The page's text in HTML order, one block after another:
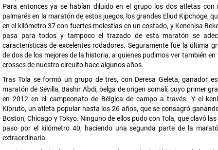
Para entonces ya se habían diluido en el grupo los dos atletas con
palmarés en la maratón de estos juegos, los grandes Eliud Kipchoge,
en el kilómetro 37 con fuertes molestias en un costado, y Kenenisa
pasa para todos y tampoco el trazado de esta maratón se
características de excelentes rodadores. Seguramente fue la última
de dos de los mejores de la historia, a quienes pudimos ver también en
crosses de nuestro circuito hace algunos años.
Tras Tola se formó un grupo de tres, con Deresa Geleta, ganador
maratón de Sevilla, Bashir Abdi, belga de origen somalí, cuyo primer
en 2012 en el campeonato de Bélgica de campo a través. Y el
Kipruto, un atleta popular hasta los 26 años, que se consagró
Boston, Chicago y Tokyo. Ninguno de ellos pudo con Tola, que clavó
paso por el kilómetro 40, haciendo una segunda parte de la
extraordinaria.